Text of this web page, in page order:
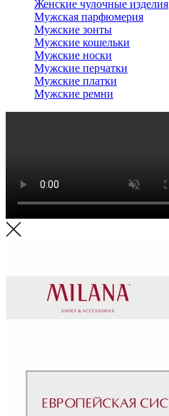
Женские чулочные изделия
Мужская парфюмерия
Мужские зонты
Мужские кошельки
Мужские носки
Мужские перчатки
Мужские платки
Мужские ремни